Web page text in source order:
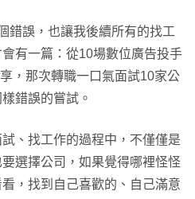
錯誤，也讓我後續所有的找工
有一篇：從10場數位廣告投手
，那次轉職一口氣面試10家公
錯誤的嘗試。
、找工作的過程中，不僅僅是
選擇公司，如果覺得哪裡怪怪
，找到自己喜歡的、自己滿意